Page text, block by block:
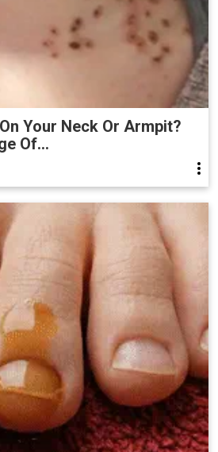
Your Neck Or Armpit?
Of...